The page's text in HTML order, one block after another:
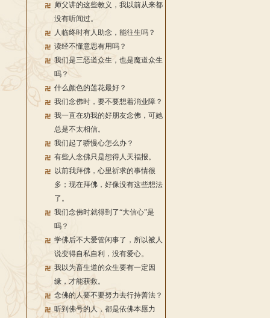
师父讲的这些教义，我以前从来都
没有听闻过。
人临终时有人助念，能往生吗？
读经不懂意思有用吗？
我们是三恶道众生，也是魔道众生
吗？
什么颜色的莲花最好？
我们念佛时，要不要想着消业障？
我一直在劝我的好朋友念佛，可她
总是不太相信。
我们起了骄慢心怎么办？
有些人念佛只是想得人天福报。
以前我拜佛，心里祈求的事情很
多；现在拜佛，好像没有这些想法
了。
我们念佛时就得到了“大信心”是
吗？
学佛后不大爱管闲事了，所以被人
说变得自私自利，没有爱心。
我以为畜生道的众生要有一定因
缘，才能获救。
念佛的人要不要努力去行持善法？
听到佛号的人，都是依佛本愿力